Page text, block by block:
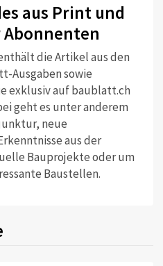
aus Print und
die Artikel aus den
Ausgaben sowie
exklusiv auf baublatt.ch
geht es unter anderem
neue
aus der
Bauprojekte oder um
Baustellen.